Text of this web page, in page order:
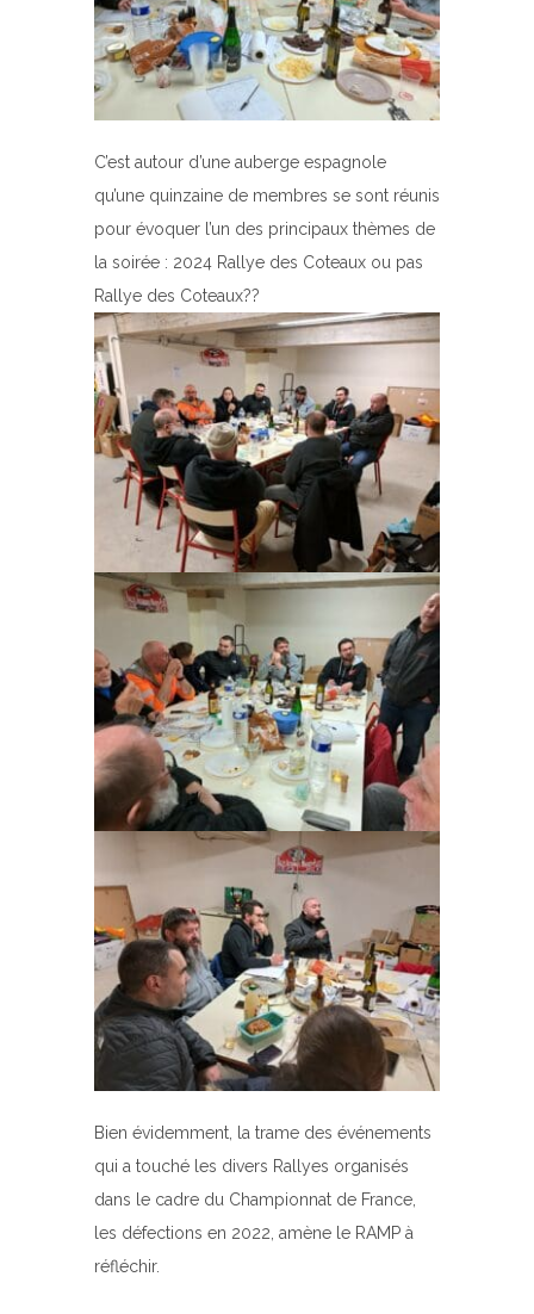
C’est autour d’une auberge espagnole
qu’une quinzaine de membres se sont réunis
pour évoquer l’un des principaux thèmes de
la soirée : 2024 Rallye des Coteaux ou pas
Rallye des Coteaux??
Bien évidemment, la trame des événements
qui a touché les divers Rallyes organisés
dans le cadre du Championnat de France,
les défections en 2022, amène le RAMP à
réfléchir.